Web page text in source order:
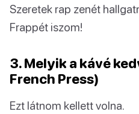
Szeretek rap zenét
Frappét iszom!
3. Melyik a kávé
French Press)
Ezt látnom kellett volna.